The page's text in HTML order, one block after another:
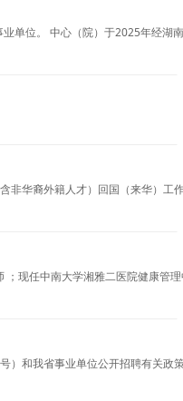
单位。 中心（院）于2025年经湖
非华裔外籍人才）回国（来华）工
；现任中南大学湘雅二医院健康管
）和我省事业单位公开招聘有关政